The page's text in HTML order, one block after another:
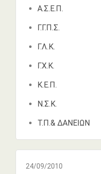
Α.Σ.Ε.Π.
Γ.Γ.Π.Σ.
Γ.Λ.Κ.
Γ.Χ.Κ.
Κ.Ε.Π.
Ν.Σ.Κ.
Τ.Π.& ΔΑΝΕΙΩΝ
24/09/2010